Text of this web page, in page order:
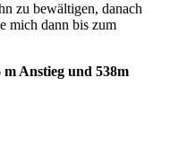
zu bewältigen, danach
mich dann bis zum
m Anstieg und 538m